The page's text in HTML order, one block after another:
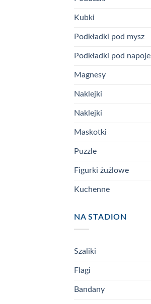
Kubki
Podkładki pod mysz
Podkładki pod napoje
Magnesy
Naklejki
Naklejki
Maskotki
Puzzle
Figurki żużlowe
Kuchenne
NA STADION
Szaliki
Flagi
Bandany